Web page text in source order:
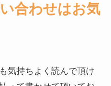
合わせはお気
気持ちよく読んで頂け